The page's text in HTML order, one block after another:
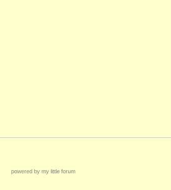
powered by my little forum